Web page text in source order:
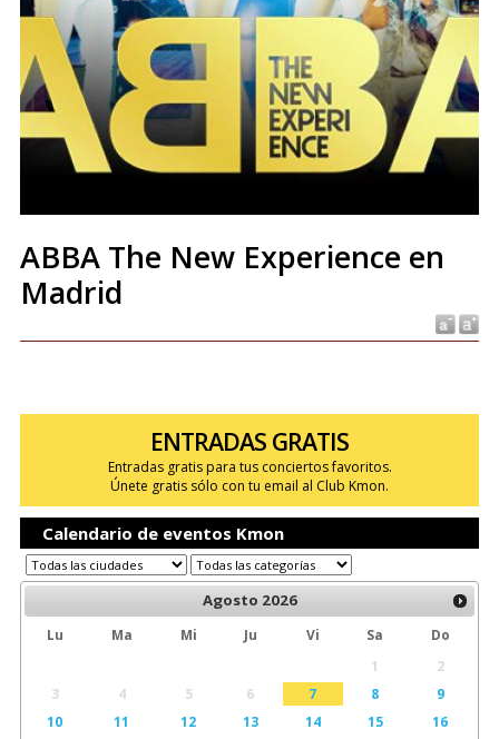
ABBA The New Experience en
Madrid
ENTRADAS GRATIS
Entradas gratis para tus conciertos favoritos.
Únete gratis sólo con tu email al Club Kmon.
Calendario de eventos Kmon
Agosto 2026
Lu Ma Mi Ju Vi Sa
Do
1
2
3
4 5 6 7 8
9
10
11 12 13 14 15
16